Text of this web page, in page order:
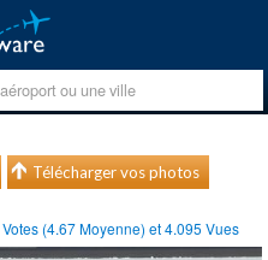
Télécharger vos photos
Votes (4.67Moyenne) et4.095 Vues